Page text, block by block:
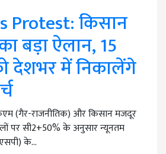
Protest: किसान
बड़ा ऐलान, 15
देशभर में निकालेंगे
(गैर-राजनीतिक) और किसान मजदूर
पर सी2+50% के अनुसार न्यूनतम
के…